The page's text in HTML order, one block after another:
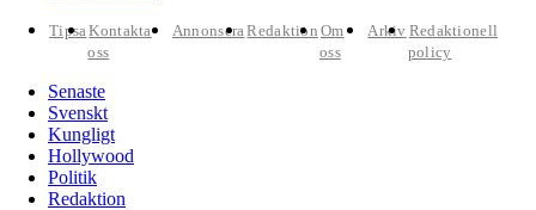
TipsaKontakta
oss
AnnonseraRedaktion Om
oss
Arkiv Redaktionell
policy
Senaste
Svenskt
Kungligt
Hollywood
Politik
Redaktion